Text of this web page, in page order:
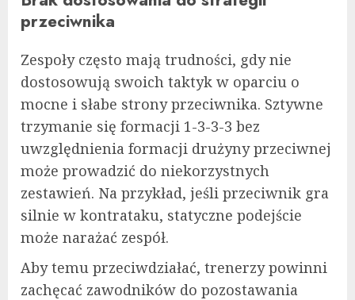
przeciwnika
Zespoły często mają trudności, gdy nie
dostosowują swoich taktyk w oparciu o
mocne i słabe strony przeciwnika. Sztywne
trzymanie się formacji 1-3-3-3 bez
uwzględnienia formacji drużyny przeciwnej
może prowadzić do niekorzystnych
zestawień. Na przykład, jeśli przeciwnik gra
silnie w kontrataku, statyczne podejście
może narażać zespół.
Aby temu przeciwdziałać, trenerzy powinni
zachęcać zawodników do pozostawania